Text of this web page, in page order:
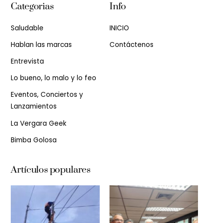
Categorias
Saludable
Hablan las marcas
Entrevista
Lo bueno, lo malo y lo feo
Eventos, Conciertos y
Lanzamientos
La Vergara Geek
Bimba Golosa
Info
INICIO
Contáctenos
Artículos populares